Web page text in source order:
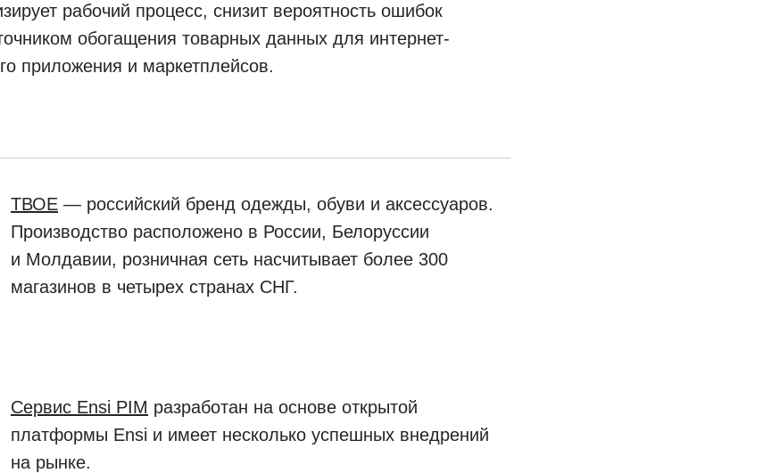
рабочий процесс, снизит вероятность ошибок
обогащения товарных данных для интернет-
приложения и маркетплейсов.
ТВОЕ — российский бренд одежды, обуви и аксессуаров.
Производство расположено в России, Белоруссии
и Молдавии, розничная сеть насчитывает более 300
магазинов в четырех странах СНГ.
Сервис Ensi PIM разработан на основе открытой
платформы Ensi и имеет несколько успешных внедрений
на рынке.